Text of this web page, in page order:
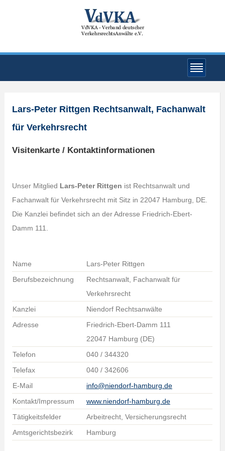
Lars-Peter Rittgen Rechtsanwalt, Fachanwalt
für Verkehrsrecht
Visitenkarte / Kontaktinformationen
Unser Mitglied Lars-Peter Rittgen ist Rechtsanwalt und
Fachanwalt für Verkehrsrecht mit Sitz in 22047 Hamburg, DE.
Die Kanzlei befindet sich an der Adresse Friedrich-Ebert-
Damm 111.
Name
Lars-Peter Rittgen
Berufsbezeichnung
Rechtsanwalt, Fachanwalt für
Verkehrsrecht
Kanzlei
Niendorf Rechtsanwälte
Adresse
Friedrich-Ebert-Damm 111
22047 Hamburg (DE)
Telefon
040 / 344320
Telefax
040 / 342606
E-Mail
info@niendorf-hamburg.de
Kontakt/Impressum
www.niendorf-hamburg.de
Tätigkeitsfelder
Arbeitrecht, Versicherungsrecht
Amtsgerichtsbezirk
Hamburg